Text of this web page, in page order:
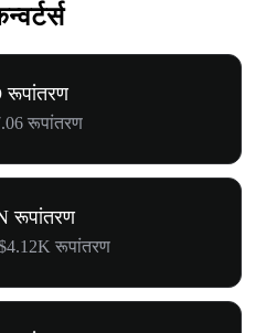
रूपांतरण
रूपांतरण
रूपांतरण